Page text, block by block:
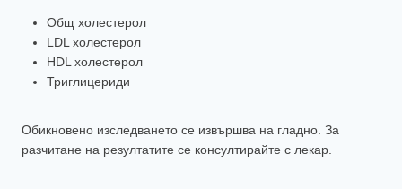
Общ холестерол
LDL холестерол
HDL холестерол
Триглицериди
Обикновено изследването се извършва на гладно. За
разчитане на резултатите се консултирайте с лекар.